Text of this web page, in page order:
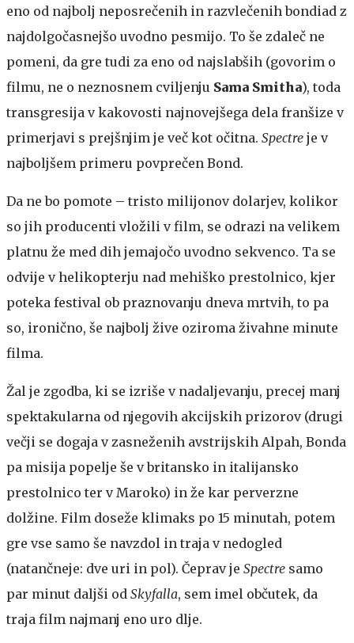
eno od najbolj neposrečenih in razvlečenih bondiad z
najdolgočasnejšo uvodno pesmijo. To še zdaleč ne
pomeni, da gre tudi za eno od najslabših (govorim o
filmu, ne o neznosnem cviljenju Sama Smitha), toda
transgresija v kakovosti najnovejšega dela franšize v
primerjavi s prejšnjim je več kot očitna. Spectre je v
najboljšem primeru povprečen Bond.
Da ne bo pomote – tristo milijonov dolarjev, kolikor
so jih producenti vložili v film, se odrazi na velikem
platnu že med dih jemajočo uvodno sekvenco. Ta se
odvije v helikopterju nad mehiško prestolnico, kjer
poteka festival ob praznovanju dneva mrtvih, to pa
so, ironično, še najbolj žive oziroma živahne minute
filma.
Žal je zgodba, ki se izriše v nadaljevanju, precej manj
spektakularna od njegovih akcijskih prizorov (drugi
večji se dogaja v zasneženih avstrijskih Alpah, Bonda
pa misija popelje še v britansko in italijansko
prestolnico ter v Maroko) in že kar perverzne
dolžine. Film doseže klimaks po 15 minutah, potem
gre vse samo še navzdol in traja v nedogled
(natančneje: dve uri in pol). Čeprav je Spectre samo
par minut daljši od Skyfalla, sem imel občutek, da
traja film najmanj eno uro dlje.